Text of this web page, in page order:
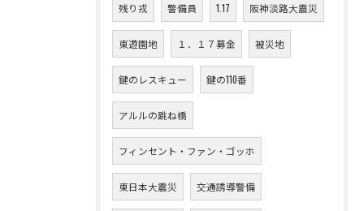
残り戎 警備員 1.17 阪神淡路大震災
東遊園地 １．１７募金 被災地
鍵のレスキュー 鍵の110番
アルルの跳ね橋
フィンセント・ファン・ゴッホ
東日本大震災 交通誘導警備